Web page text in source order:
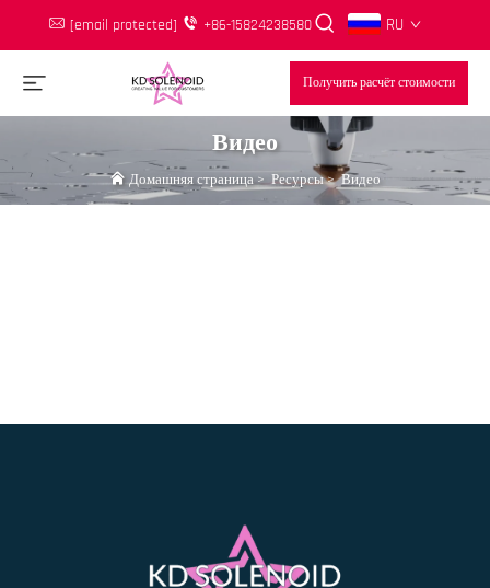
[email protected] +86-15824238580 RU
Получить расчёт стоимости
Видео
Домашняя страница>Ресурсы>Видео